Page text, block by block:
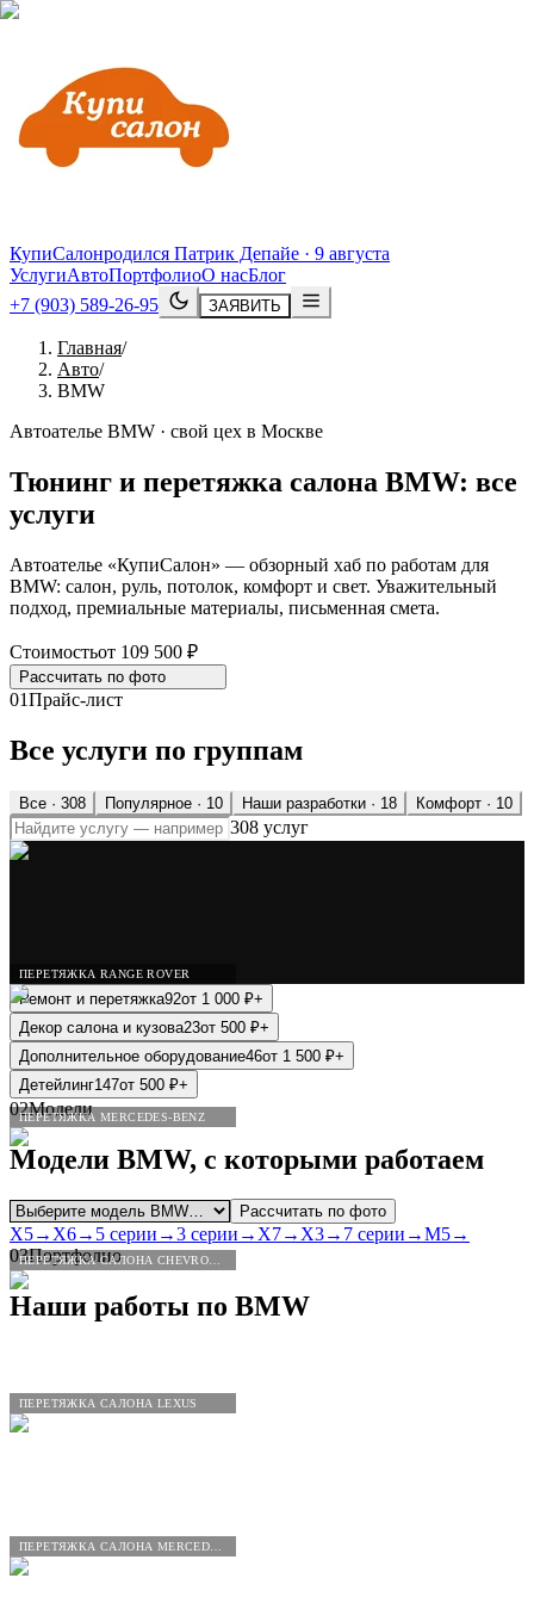
КупиСалонродился Патрик Депайе · 9 августа
УслугиАвтоПортфолиоО насБлог
+7 (903) 589-26-95
ЗАЯВИТЬ
Главная/
Авто/
BMW
Автоателье BMW · свой цех в Москве
Тюнинг и перетяжка салона BMW: все
услуги
Автоателье «КупиСалон» — обзорный хаб по работам для
BMW: салон, руль, потолок, комфорт и свет. Уважительный
подход, премиальные материалы, письменная смета.
Стоимостьот 109 500 ₽
Рассчитать по фото
01Прайс-лист
Все услуги по группам
Все · 308 Популярное · 10 Наши разработки · 18 Комфорт · 10
308 услуг
ПЕРЕТЯЖКА RANGE ROVER
ПЕРЕТЯЖКА MERCEDES-BENZ
ПЕРЕТЯЖКА САЛОНА LEXUS
Ремонт и перетяжка92от 1 000 ₽+
Декор салона и кузова23от 500 ₽+
Дополнительное оборудование46от 1 500 ₽+
Детейлинг147от 500 ₽+
02Модели
Модели BMW, с которыми работаем
Рассчитать по фото
X5→X6→ 5 серии →3 серии →X7→X3→ 7 серии →M5→
03Портфолио
Наши работы по BMW